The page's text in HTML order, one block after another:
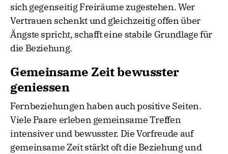
sich gegenseitig Freiräume zugestehen. Wer
Vertrauen schenkt und gleichzeitig offen über
Ängste spricht, schafft eine stabile Grundlage für
die Beziehung.
Gemeinsame Zeit bewusster
geniessen
Fernbeziehungen haben auch positive Seiten.
Viele Paare erleben gemeinsame Treffen
intensiver und bewusster. Die Vorfreude auf
gemeinsame Zeit stärkt oft die Beziehung und